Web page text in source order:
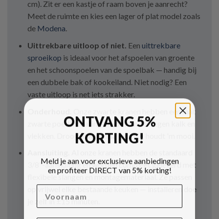
cm). Zit er een kastje of raam boven je aanrecht?
Meet de ruimte en kies een lager of plat model zoals
de Modena.
Uittrekbare uitloop of niet. Een uittrekbare
sproeikop is ideaal voor het afspoelen van groente
en het schoonspoelen van de spoelbak — handig bij
een dubbele bak of kookeiland. Niet nodig? Een
vaste uitloop is net iets strakker.
Onze zwarte kranen hebben een mat
zwarte poedercoating die bestand is tegen kalk en
vlekken. Droog afvegen na gebruik houdt 'm mooi.
3/8"-aansluiting en worden compleet geleverd met
flexibele slangen en montagemateriaal. Ze passen
op vrijwel elke bestaande keuken — installeren doe
je zelf in ±15 minuten.
ONTVANG 5%
KORTING!
Meld je aan voor exclusieve aanbiedingen
en profiteer DIRECT van 5% korting!
Voornaam